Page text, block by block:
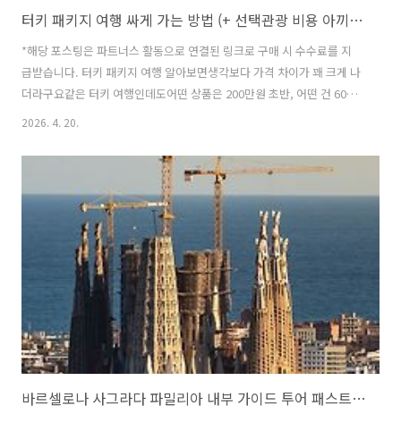
터키 패키지 여행 싸게 가는 방법 (+ 선택관광 비용 아끼는 팁)
*해당 포스팅은 파트너스 활동으로 연결된 링크로 구매 시 수수료를 지
급받습니다. 터키 패키지 여행 알아보면생각보다 가격 차이가 꽤 크게 나
더라구요같은 터키 여행인데도어떤 상품은 200만원 초반, 어떤 건 600
만원 넘기도 하고요저도 직접 두 번 다녀오면서 느낀 건“기본 가격보다
미리 알고 가시면 확실히 비용 줄이는 데 도움이 됩니다 터키 패키지 여
행 가격 구조 먼저 보셔야 합니다 터키 패키지는 보통 이렇게 나뉘더라구
요✔️기본 상품 가격✔️선택관광 비용✔️가이드/기사 팁✔️개인 경비여기서
중요한 건처음 보는 상품 가격이 끝이 아니라는 점입니다.실제로 가보면
선택관광이 꽤 많아서이걸 하느냐 안 하느냐에 따라 비용이 크게 달라집
니다. 선택..
2026. 4. 20.
바르셀로나 사그라다 파밀리아 내부 가이드 투어 패스트트랙 포함